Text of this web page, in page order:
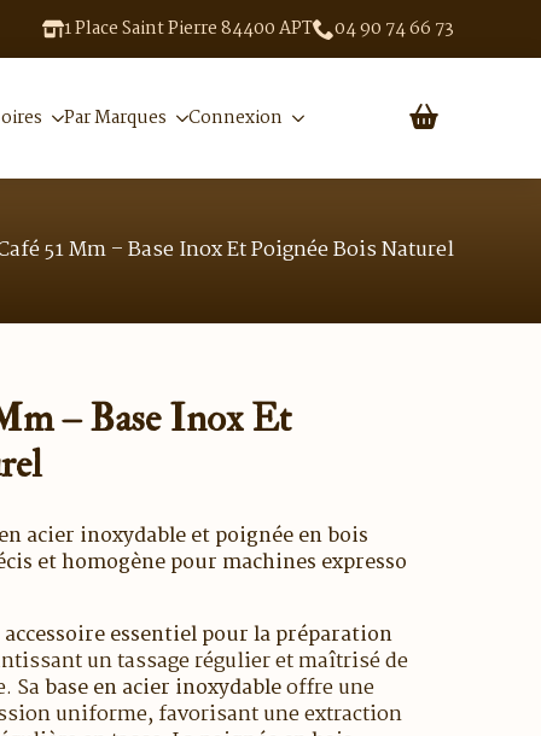
1 Place Saint Pierre 84400 APT 04 90 74 66 73
Par Marques Connexion
51 Mm – Base Inox Et Poignée Bois Naturel
– Base Inox Et
acier inoxydable et poignée en bois
et homogène pour machines expresso
accessoire essentiel pour la préparation
un tassage régulier et maîtrisé de
Sabase en acier inoxydableoffre une
uniforme, favorisant une extraction